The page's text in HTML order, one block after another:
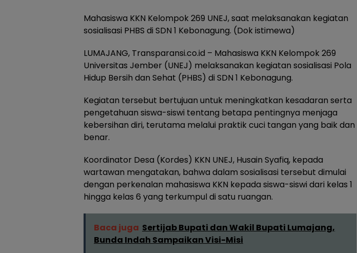
Mahasiswa KKN Kelompok 269 UNEJ, saat melaksanakan kegiatan
sosialisasi PHBS di SDN 1 Kebonagung. (Dok istimewa)
LUMAJANG, Transparansi.co.id – Mahasiswa KKN Kelompok 269
Universitas Jember (UNEJ) melaksanakan kegiatan sosialisasi Pola
Hidup Bersih dan Sehat (PHBS) di SDN 1 Kebonagung.
Kegiatan tersebut bertujuan untuk meningkatkan kesadaran serta
pengetahuan siswa-siswi tentang betapa pentingnya menjaga
kebersihan diri, terutama melalui praktik cuci tangan yang baik dan
benar.
Koordinator Desa (Kordes) KKN UNEJ, Husain Syafiq, kepada
wartawan mengatakan, bahwa dalam sosialisasi tersebut dimulai
dengan perkenalan mahasiswa KKN kepada siswa-siswi dari kelas 1
hingga kelas 6 yang terkumpul di satu ruangan.
Baca juga Sertijab Bupati dan Wakil Bupati Lumajang,
Bunda Indah Sampaikan Visi-Misi